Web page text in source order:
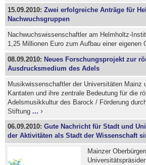
15.09.2010:Zwei erfolgreiche Anträge für
Nachwuchsgruppen
Nachwuchswissenschaftler am Helmholtz-
1,25 Millionen Euro zum Aufbau einer eigenen
08.09.2010: Neues Forschungsprojekt zur
Ausdrucksmedium des Adels
Musikwissenschaftler der Universitäten Mainz
Kantaten und ihre zentrale Bedeutung für die
Adelsmusikkultur des Barock / Förderung
Stiftung...
06.09.2010:Gute Nachricht für Stadt und
der Aktivitäten als Stadt der Wissenschaft
Mainzer